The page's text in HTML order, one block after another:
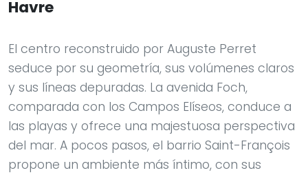
Havre
El centro reconstruido por Auguste Perret
seduce por su geometría, sus volúmenes claros
y sus líneas depuradas. La avenida Foch,
comparada con los Campos Elíseos, conduce a
las playas y ofrece una majestuosa perspectiva
del mar. A pocos pasos, el barrio Saint-François
propone un ambiente más íntimo, con sus